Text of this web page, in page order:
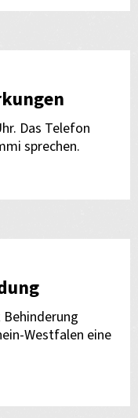
Das Telefon
sprechen.
Westfalen eine